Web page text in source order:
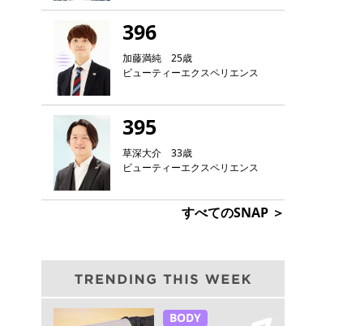
396
加藤満純 25歳
ビューティーエクスペリエンス
395
草深大介 33歳
ビューティーエクスペリエンス
すべてのSNAP ＞
BODY